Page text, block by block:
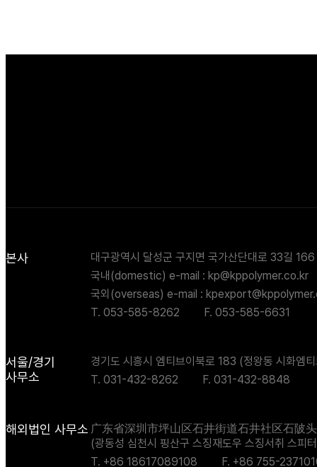
본사
대구광역시 달성군 구지면 국가산단대로 33길 166
국내(domestic) e-mail : kp@kppolymer.co.kr
국외(overseas) e-mail :
T. 053-585-8262
F. 053-585-6631
서울/경기
사무소
경기도 시흥시 엠티브이북로 183 (정왕동 시화엠
T. 031-432-8262
F. 031-432-8848
해외법인 사무소 广东省深圳市坪山区石井街道石井社区石陂
(광동성 심천시 핑산구 스징재도우 스징서취 스피
T. +86 18617089108
F. +86 755-